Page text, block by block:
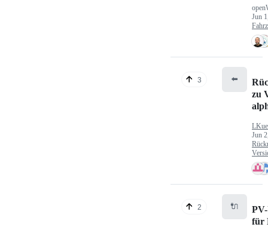
Jun
3 ⬅️
zu
Jun
2 🔌
für